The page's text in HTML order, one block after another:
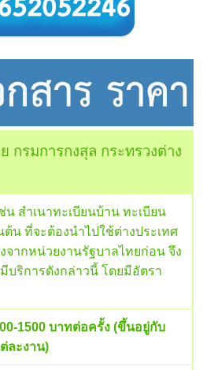
กรมการกงสุล กระทรวงต่าง
สำเนาทะเบียนบ้าน ทะเบียน
น ที่จะต้องนำไปใช้ต่างประเทศ
จากหน่วยงานรัฐบาลไทยก่อน จึง
บริการดังกล่าวนี้ โดยมีอัตรา
1500 บาทต่อครั้ง (ขึ้นอยู่กับ
ละงาน)